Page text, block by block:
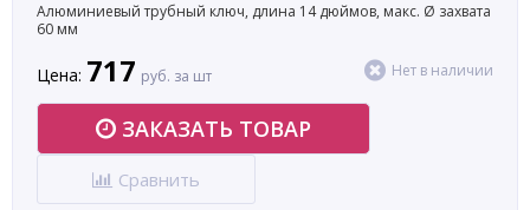
Алюминиевый трубный ключ, длина 14 дюймов, макс. Ø захвата
60 мм
Цена: 717 руб. за шт Нет в наличии
ЗАКАЗАТЬ ТОВАР
Сравнить